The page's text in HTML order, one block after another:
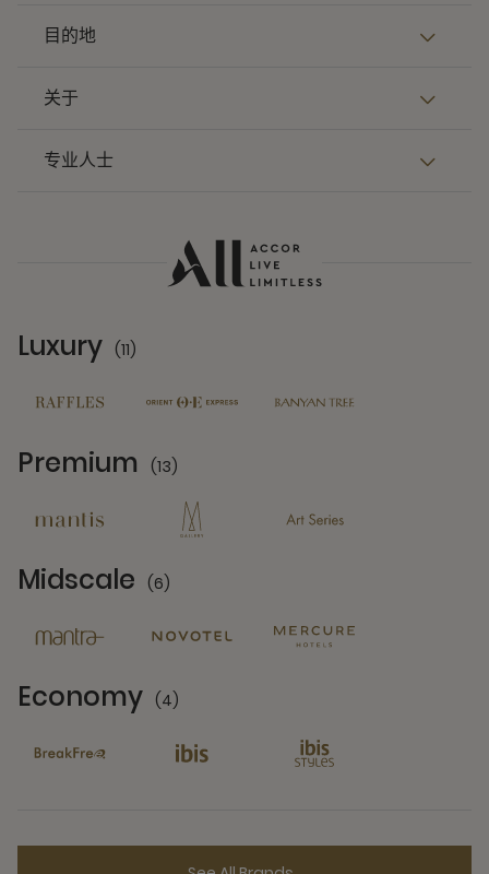
目的地
关于
专业人士
Luxury (11)
Premium (13)
Midscale (6)
Economy (4)